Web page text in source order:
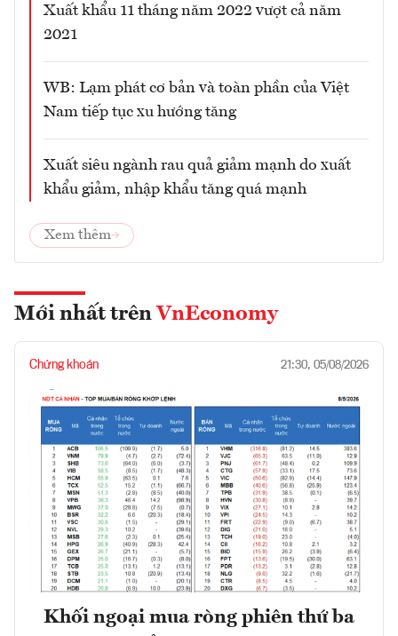
Xuất khẩu 11 tháng năm 2022 vượt cả năm
2021
WB: Lạm phát cơ bản và toàn phần của Việt
Nam tiếp tục xu hướng tăng
Xuất siêu ngành rau quả giảm mạnh do xuất
khẩu giảm, nhập khẩu tăng quá mạnh
Xem thêm
Mới nhất trên VnEconomy
Chứng khoán 21:30, 05/08/2026
Khối ngoại mua ròng phiên thứ ba